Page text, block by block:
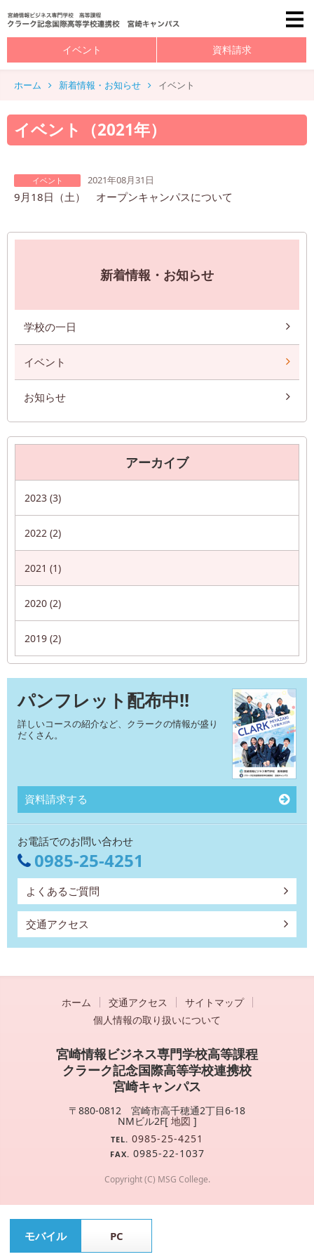
イベント 資料請求
ホーム 新着情報・お知らせ イベント
イベント（2021年）
イベント 2021年08月31日
9月18日（土） オープンキャンパスについて
新着情報・お知らせ
学校の一日
イベント
お知らせ
アーカイブ
2023 (3)
2022 (2)
2021 (1)
2020 (2)
2019 (2)
パンフレット配布中!!
詳しいコースの紹介など、クラークの情報が盛り
だくさん。
資料請求する
お電話でのお問い合わせ
0985-25-4251
よくあるご質問
交通アクセス
ホーム 交通アクセス
サイトマップ
個人情報の取り扱いについて
宮崎情報ビジネス専門学校高等課程
クラーク記念国際高等学校連携校
宮崎キャンパス
〒880-0812 宮崎市高千穂通2丁目6-18
NMビル2F[ 地図 ]
TEL. 0985-25-4251
FAX. 0985-22-1037
Copyright (C) MSG College.
モバイル PC